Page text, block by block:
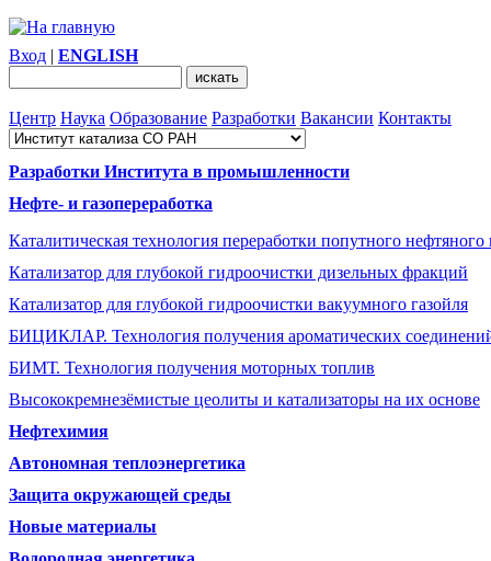
Вход | ENGLISH
Центр Наука Образование Разработки Вакансии Контакты
Разработки Института в промышленности
Нефте- и газопереработка
Каталитическая технология переработки попутного
Катализатор для глубокой гидроочистки дизельных фракций
Катализатор для глубокой гидроочистки вакуумного газойля
БИЦИКЛАР. Технология получения ароматических
БИМТ. Технология получения моторных топлив
Высококремнезёмистые цеолиты и катализаторы на их основе
Нефтехимия
Автономная теплоэнергетика
Защита окружающей среды
Новые материалы